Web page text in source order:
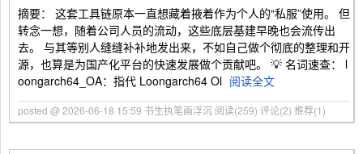
摘要： 这套工具链原本一直想藏着掖着作为个人的“私服”使用。 但
转念一想，随着公司人员的流动，这些底层基建早晚也会流传出
去。 与其等别人缝缝补补地发出来，不如自己做个彻底的整理和开
源，也算是为国产化平台的快速发展做个贡献吧。 💡 名词速查： l
oongarch64_OA：指代 Loongarch64 Ol 阅读全文
posted @ 2026-06-18 15:59 书生执笔画浮沉 阅读(259) 评论(2) 推荐(1)